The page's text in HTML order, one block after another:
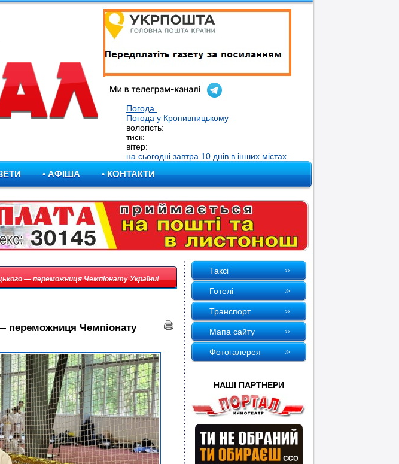
Погода
Погода у Кропивницькому
вологість:
тиск:
вітер:
на сьогодні завтра 10 днів в інших містах
• АФІША • КОНТАКТИ
— переможниця Чемпіонату України!
переможниця Чемпіонату
Таксi
Готелi
Транспорт
Мапа сайту
Фотогалерея
НАШI ПАРТНЕРИ